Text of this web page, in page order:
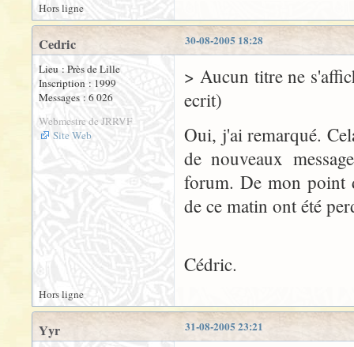
Hors ligne
30-08-2005 18:28
Cedric
Lieu : Près de Lille
Inscription : 1999
Messages : 6 026
Webmestre de JRRVF
Site Web
> Aucun titre ne
ecrit)
Oui, j'ai remarqué.
de nouveaux
forum. De mon point
de ce matin ont été
Cédric.
Hors ligne
31-08-2005 23:21
Yyr